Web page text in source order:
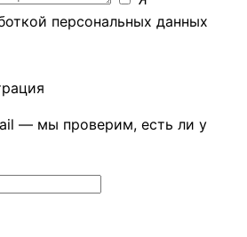
персональных данных
— мы проверим, есть ли у